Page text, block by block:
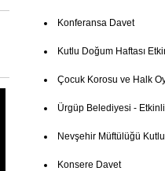
Konferansa Davet
Kutlu Doğum Haftası
Çocuk Korosu ve Halk
Ürgüp Belediyesi -
Nevşehir Müftülüğü
Konsere Davet